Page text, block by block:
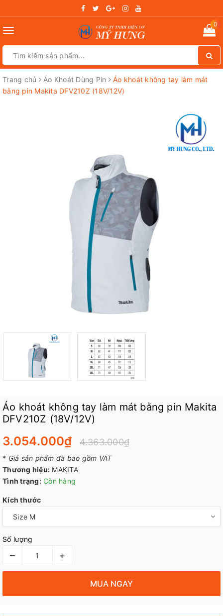
Toggle
0
Trang chủ Áo Khoát Dùng Pin
Áo khoát không tay làm mát
bằng pin Makita DFV210Z (18V/12V)
Áo khoát không tay làm mát bằng pin Makita
DFV210Z (18V/12V)
3.054.000₫ 4.363.000₫
* Giá sản phẩm đã bao gồm VAT
Thương hiệu: MAKITA
Tình trạng: Còn hàng
Kích thước
Số lượng
– +
MUA NGAY